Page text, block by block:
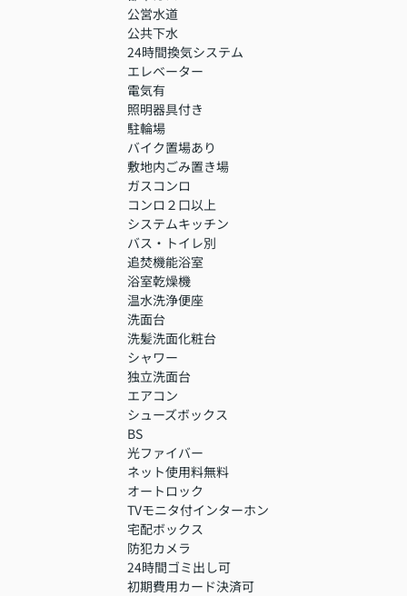
公営水道
公共下水
24時間換気システム
エレベーター
電気有
照明器具付き
駐輪場
バイク置場あり
敷地内ごみ置き場
ガスコンロ
コンロ２口以上
システムキッチン
バス・トイレ別
追焚機能浴室
浴室乾燥機
温水洗浄便座
洗面台
洗髪洗面化粧台
シャワー
独立洗面台
エアコン
シューズボックス
BS
光ファイバー
ネット使用料無料
オートロック
TVモニタ付インターホン
宅配ボックス
防犯カメラ
24時間ゴミ出し可
初期費用カード決済可